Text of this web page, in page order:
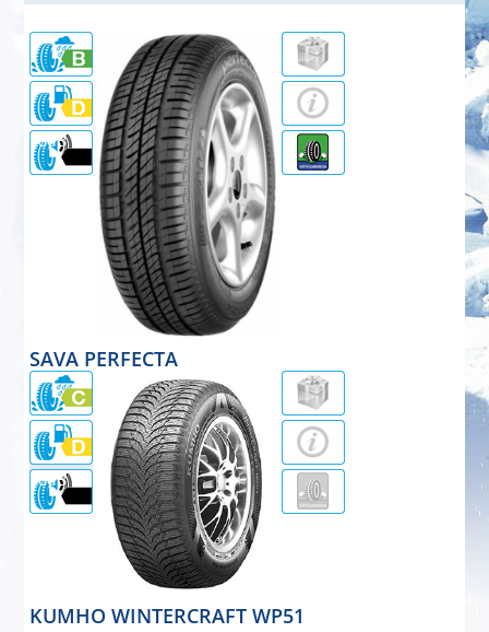
70dB
SAVA PERFECTA
nyárigumi
165/70R13 79T
KEDVEZMÉNYES ÁR: 20 377 Ft
Részletek
70dB
KUMHO WINTERCRAFT WP51